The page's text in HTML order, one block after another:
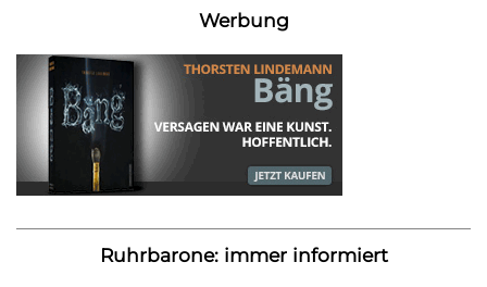
Werbung
Ruhrbarone: immer informiert